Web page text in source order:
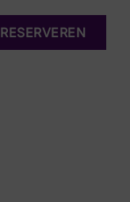
RESERVEREN